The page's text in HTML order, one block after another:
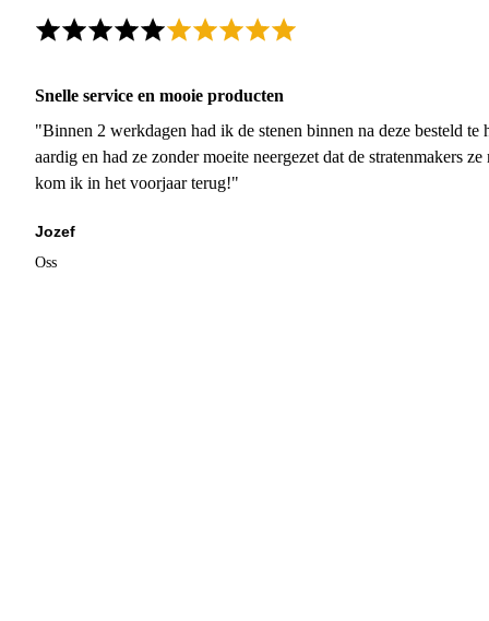
Snelle service en mooie producten
"Binnen 2 werkdagen had ik de stenen binnen na deze besteld
aardig en had ze zonder moeite neergezet dat de stratenmakers
kom ik in het voorjaar terug!"
Jozef
Oss